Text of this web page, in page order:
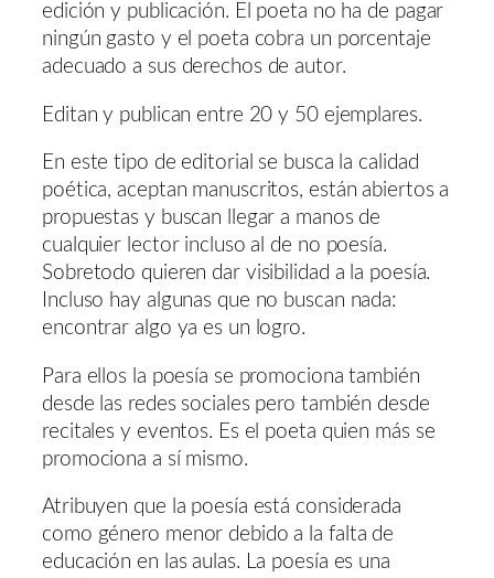
edición y publicación. El poeta no ha de pagar
ningún gasto y el poeta cobra un porcentaje
adecuado a sus derechos de autor.
Editan y publican entre 20 y 50 ejemplares.
En este tipo de editorial se busca la calidad
poética, aceptan manuscritos, están abiertos a
propuestas y buscan llegar a manos de
cualquier lector incluso al de no poesía.
Sobretodo quieren dar visibilidad a la poesía.
Incluso hay algunas que no buscan nada:
encontrar algo ya es un logro.
Para ellos la poesía se promociona también
desde las redes sociales pero también desde
recitales y eventos. Es el poeta quien más se
promociona a sí mismo.
Atribuyen que la poesía está considerada
como género menor debido a la falta de
educación en las aulas. La poesía es una